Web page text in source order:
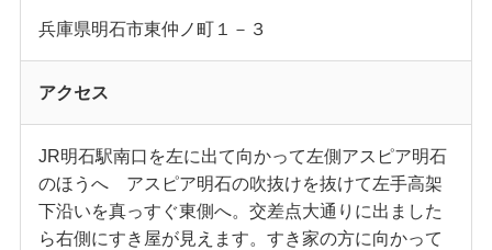
兵庫県明石市東仲ノ町１－３
アクセス
JR明石駅南口を左に出て向かって左側アスピア明石
のほうへ アスピア明石の吹抜けを抜けて左手高架
下沿いを真っすぐ東側へ。交差点大通りに出ました
ら右側にすき屋が見えます。すき家の方に向かって